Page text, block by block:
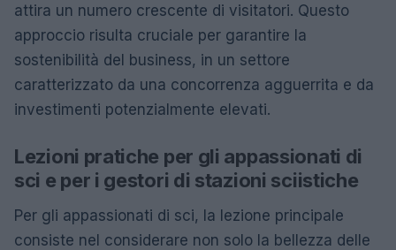
attira un numero crescente di visitatori. Questo
approccio risulta cruciale per garantire la
sostenibilità del business, in un settore
caratterizzato da una concorrenza agguerrita e da
investimenti potenzialmente elevati.
Lezioni pratiche per gli appassionati di
sci e per i gestori di stazioni sciistiche
Per gli appassionati di sci, la lezione principale
consiste nel considerare non solo la bellezza delle